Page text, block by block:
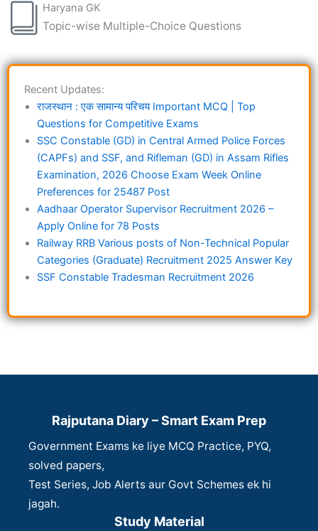
Haryana GK
Topic-wise Multiple-Choice Questions
Recent Updates:
राजस्थान : एक सामान्य परिचय Important MCQ | Top
Questions for Competitive Exams
SSC Constable (GD) in Central Armed Police Forces
(CAPFs) and SSF, and Rifleman (GD) in Assam Rifles
Examination, 2026 Choose Exam Week Online
Preferences for 25487 Post
Aadhaar Operator Supervisor Recruitment 2026 –
Apply Online for 78 Posts
Railway RRB Various posts of Non-Technical Popular
Categories (Graduate) Recruitment 2025 Answer Key
SSF Constable Tradesman Recruitment 2026
Rajputana Diary – Smart Exam Prep
Government Exams ke liye MCQ Practice, PYQ,
solved papers,
Test Series, Job Alerts aur Govt Schemes ek hi
jagah.
Study Material